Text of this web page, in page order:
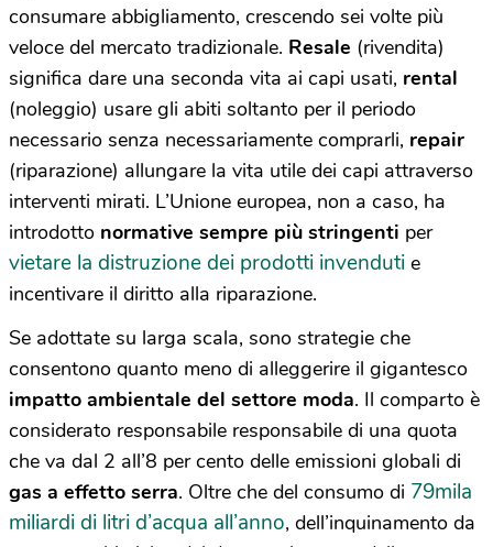
consumare abbigliamento, crescendo sei volte più
veloce del mercato tradizionale. Resale (rivendita)
significa dare una seconda vita ai capi usati, rental
(noleggio) usare gli abiti soltanto per il periodo
necessario senza necessariamente comprarli, repair
(riparazione) allungare la vita utile dei capi attraverso
interventi mirati. L’Unione europea, non a caso, ha
introdotto normative sempre più stringenti per
vietare la distruzione dei prodotti invenduti e
incentivare il diritto alla riparazione.
Se adottate su larga scala, sono strategie che
consentono quanto meno di alleggerire il gigantesco
impatto ambientale del settore moda. Il comparto è
considerato responsabile responsabile di una quota
che va dal 2 all’8 per cento delle emissioni globali di
gas a effetto serra. Oltre che del consumo di 79mila
miliardi di litri d’acqua all’anno, dell’inquinamento da